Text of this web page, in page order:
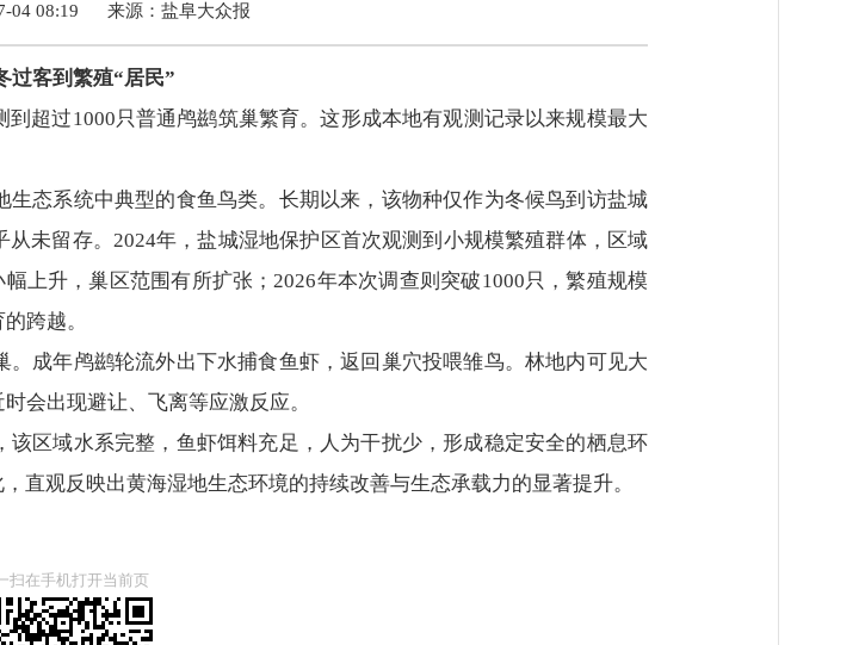
04 08:19 来源：盐阜大众报
过客到繁殖“居民”
超过1000只普通鸬鹚筑巢繁育。这形成本地有观测记录以来规模最大
态系统中典型的食鱼鸟类。长期以来，该物种仅作为冬候鸟到访盐城
未留存。2024年，盐城湿地保护区首次观测到小规模繁殖群体，区域
上升，巢区范围有所扩张；2026年本次调查则突破1000只，繁殖规模
跨越。
成年鸬鹚轮流外出下水捕食鱼虾，返回巢穴投喂雏鸟。林地内可见大
会出现避让、飞离等应激反应。
区域水系完整，鱼虾饵料充足，人为干扰少，形成稳定安全的栖息环
直观反映出黄海湿地生态环境的持续改善与生态承载力的显著提升。
扫在手机打开当前页